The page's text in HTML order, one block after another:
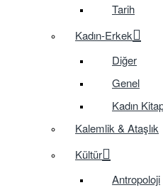
Tarih
Kadın-Erkek
Diğer
Genel
Kadın
Kalemlik & Ataşlık
Kültür
Antropoloji